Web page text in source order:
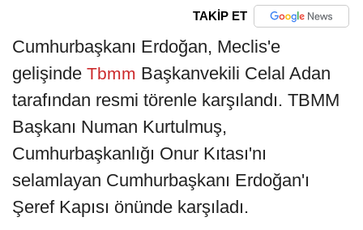
TAKİP ET
Cumhurbaşkanı Erdoğan, Meclis'e
gelişinde Tbmm Başkanvekili Celal Adan
tarafından resmi törenle karşılandı. TBMM
Başkanı Numan Kurtulmuş,
Cumhurbaşkanlığı Onur Kıtası'nı
selamlayan Cumhurbaşkanı Erdoğan'ı
Şeref Kapısı önünde karşıladı.